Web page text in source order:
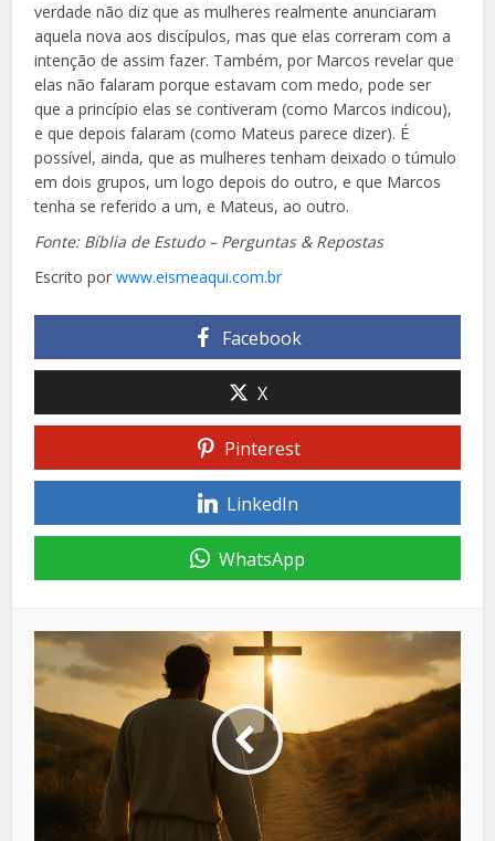
verdade não diz que as mulheres realmente anunciaram
aquela nova aos discípulos, mas que elas correram com a
intenção de assim fazer. Também, por Marcos revelar que
elas não falaram porque estavam com medo, pode ser
que a princípio elas se contiveram (como Marcos indicou),
e que depois falaram (como Mateus parece dizer). É
possível, ainda, que as mulheres tenham deixado o túmulo
em dois grupos, um logo depois do outro, e que Marcos
tenha se referido a um, e Mateus, ao outro.
Fonte: Bíblia de Estudo – Perguntas & Repostas
Escrito porwww.eismeaqui.com.br
Facebook
X
Pinterest
LinkedIn
WhatsApp